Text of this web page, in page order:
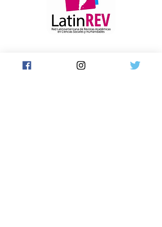
cierre de la tarjeta (crédito).
• ¿Puedo pagar con MercadoPago?
¡Claro! Eligiendo la opción "Pago
Manual" nos pondremos en contacto
nuestros productosdigitales